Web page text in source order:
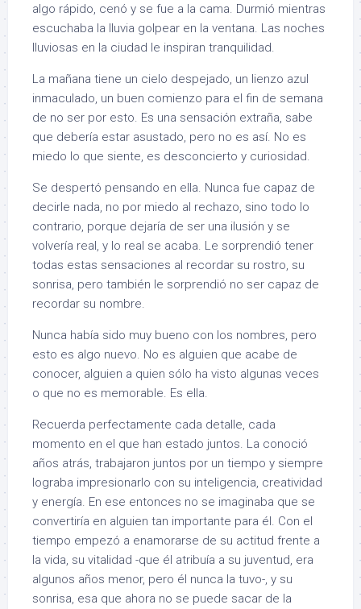
algo rápido, cenó y se fue a la cama. Durmió mientras
escuchaba la lluvia golpear en la ventana. Las noches
lluviosas en la ciudad le inspiran tranquilidad.
La mañana tiene un cielo despejado, un lienzo azul
inmaculado, un buen comienzo para el fin de semana
de no ser por esto. Es una sensación extraña, sabe
que debería estar asustado, pero no es así. No es
miedo lo que siente, es desconcierto y curiosidad.
Se despertó pensando en ella. Nunca fue capaz de
decirle nada, no por miedo al rechazo, sino todo lo
contrario, porque dejaría de ser una ilusión y se
volvería real, y lo real se acaba. Le sorprendió tener
todas estas sensaciones al recordar su rostro, su
sonrisa, pero también le sorprendió no ser capaz de
recordar su nombre.
Nunca había sido muy bueno con los nombres, pero
esto es algo nuevo. No es alguien que acabe de
conocer, alguien a quien sólo ha visto algunas veces
o que no es memorable. Es ella.
Recuerda perfectamente cada detalle, cada
momento en el que han estado juntos. La conoció
años atrás, trabajaron juntos por un tiempo y siempre
lograba impresionarlo con su inteligencia, creatividad
y energía. En ese entonces no se imaginaba que se
convertiría en alguien tan importante para él. Con el
tiempo empezó a enamorarse de su actitud frente a
la vida, su vitalidad -que él atribuía a su juventud, era
algunos años menor, pero él nunca la tuvo-, y su
sonrisa, esa que ahora no se puede sacar de la